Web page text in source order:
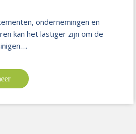
ondernemingen en
kan het lastiger zijn om de